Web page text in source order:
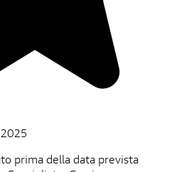
prima della data prevista